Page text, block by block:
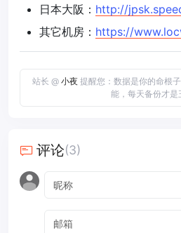
日本大阪： http://
其它机房： https://
站长 @ 小夜 提醒您：数据是你的命根
能，每天备份才是
评论(3)